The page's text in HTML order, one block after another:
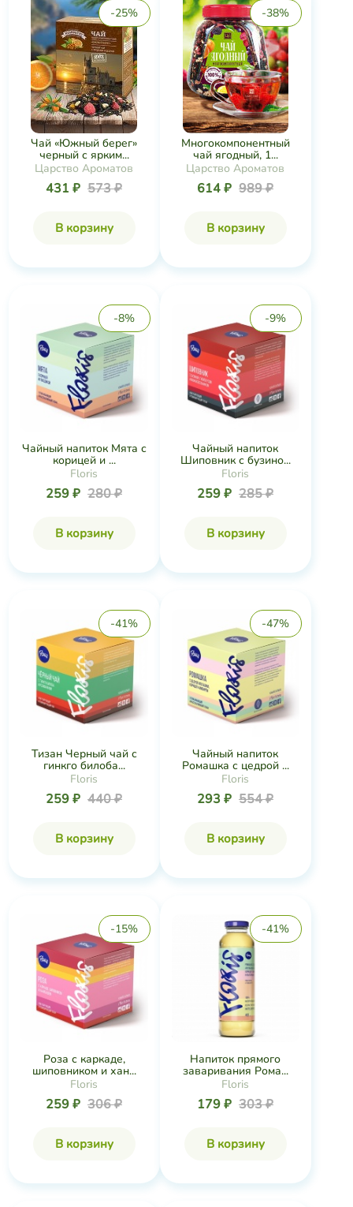
-25%
Чай «Южный берег»
черный с ярким...
Царство Ароматов
431 ₽ 573 ₽
В корзину
-38%
Многокомпонентный
чай ягодный, 1...
Царство Ароматов
614 ₽ 989 ₽
В корзину
-8%
Чайный напиток Мята с
корицей и ...
Floris
259 ₽ 280 ₽
В корзину
-9%
Чайный напиток
Шиповник с бузино...
Floris
259 ₽ 285 ₽
В корзину
-41%
Тизан Черный чай с
гинкго билоба...
Floris
259 ₽ 440 ₽
В корзину
-47%
Чайный напиток
Ромашка с цедрой ...
Floris
293 ₽ 554 ₽
В корзину
-15%
Роза с каркаде,
шиповником и хан...
Floris
259 ₽ 306 ₽
В корзину
-41%
Напиток прямого
заваривания Рома...
Floris
179 ₽ 303 ₽
В корзину